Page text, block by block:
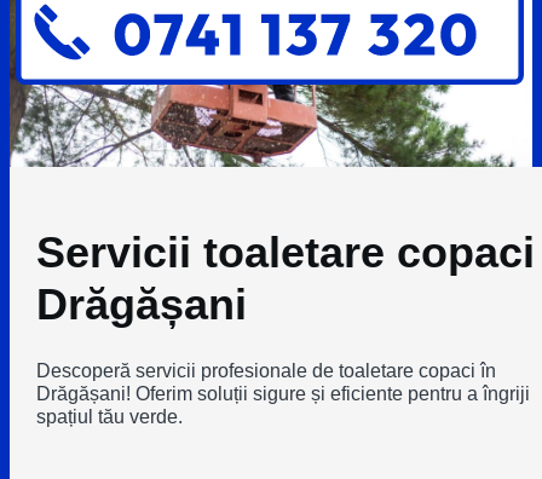
Servicii toaletare copaci
Drăgășani
Descoperă servicii profesionale de toaletare copaci în
Drăgășani! Oferim soluții sigure și eficiente pentru a îngriji
spațiul tău verde.